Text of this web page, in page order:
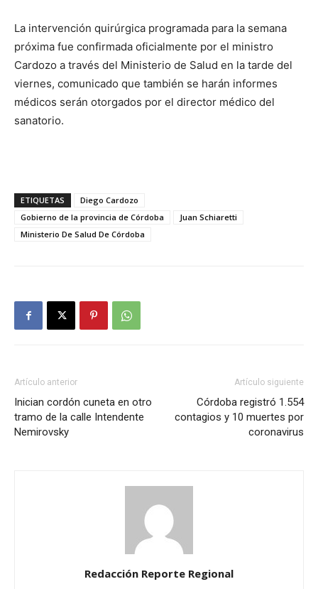
La intervención quirúrgica programada para la semana
próxima fue confirmada oficialmente por el ministro
Cardozo a través del Ministerio de Salud en la tarde del
viernes, comunicado que también se harán informes
médicos serán otorgados por el director médico del
sanatorio.
ETIQUETAS
Diego Cardozo
Gobierno de la provincia de Córdoba
Juan Schiaretti
Ministerio De Salud De Córdoba
Artículo anterior
Inician cordón cuneta en otro
tramo de la calle Intendente
Nemirovsky
Artículo siguiente
Córdoba registró 1.554
contagios y 10 muertes por
coronavirus
Redacción Reporte Regional